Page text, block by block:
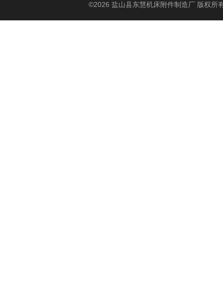
©2026 盐山县东慧机床附件制造厂 版权